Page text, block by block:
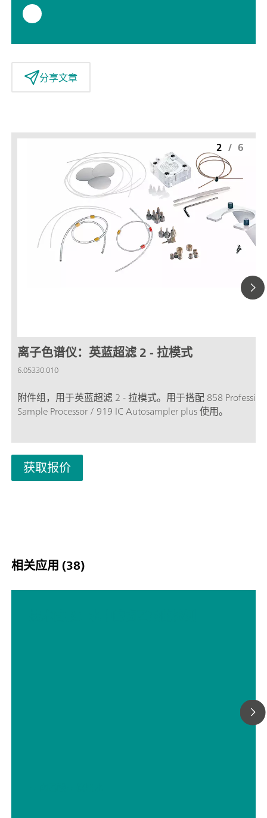
分享文章
离子色谱仪：英蓝超滤 2 - 拉模式
6.05330.010
附件组，用于英蓝超滤 2 - 拉模式。用于搭配 858
Sample Processor / 919 IC Autosampler plus 使用。
2 / 6
获取报价
相关应用 (38)